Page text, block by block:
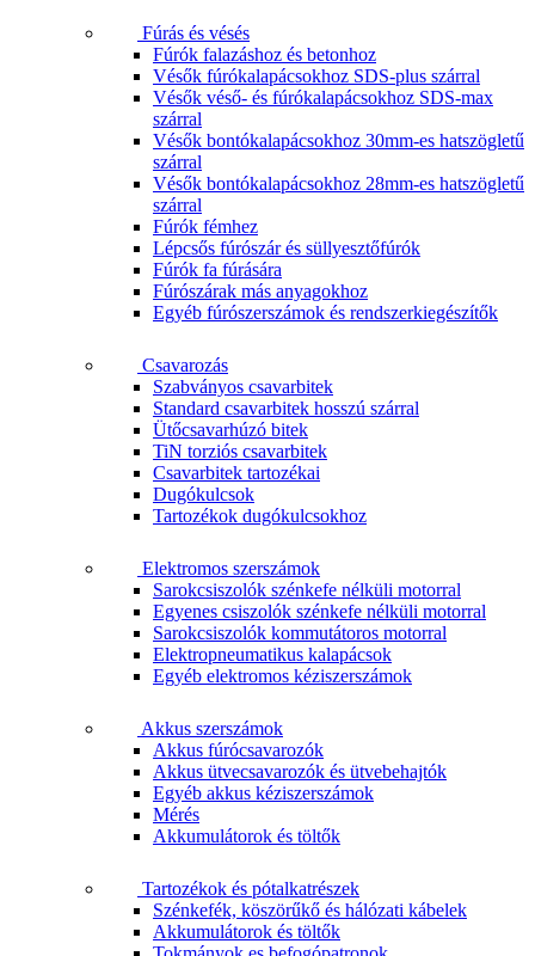
Fúrás és vésés
Fúrók falazáshoz és betonhoz
Vésők fúrókalapácsokhoz SDS-plus szárral
Vésők véső- és fúrókalapácsokhoz SDS-max
szárral
Vésők bontókalapácsokhoz 30mm-es hatszögletű
szárral
Vésők bontókalapácsokhoz 28mm-es hatszögletű
szárral
Fúrók fémhez
Lépcsős fúrószár és süllyesztőfúrók
Fúrók fa fúrására
Fúrószárak más anyagokhoz
Egyéb fúrószerszámok és rendszerkiegészítők
Csavarozás
Szabványos csavarbitek
Standard csavarbitek hosszú szárral
Ütőcsavarhúzó bitek
TiN torziós csavarbitek
Csavarbitek tartozékai
Dugókulcsok
Tartozékok dugókulcsokhoz
Elektromos szerszámok
Sarokcsiszolók szénkefe nélküli motorral
Egyenes csiszolók szénkefe nélküli motorral
Sarokcsiszolók kommutátoros motorral
Elektropneumatikus kalapácsok
Egyéb elektromos kéziszerszámok
Akkus szerszámok
Akkus fúrócsavarozók
Akkus ütvecsavarozók és ütvebehajtók
Egyéb akkus kéziszerszámok
Mérés
Akkumulátorok és töltők
Tartozékok és pótalkatrészek
Szénkefék, köszörűkő és hálózati kábelek
Akkumulátorok és töltők